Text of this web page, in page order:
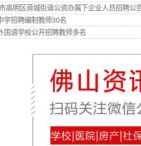
高明区荷城街道公资办属下企业人员招聘公
学招聘编制教师30名
国语学校公开招聘教师多名